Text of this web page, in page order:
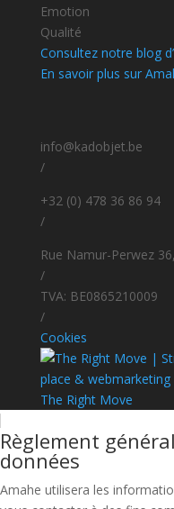
Emotion
Qualité
Consultez notre blog
En savoir plus sur
info@kadobjet.be
/
+32 (0) 478 36 86 94
/
Rue Namur-Perwez
/
TVA: BE0865210009
/
Cookies
The Right Move
Règlement
données
Amahe utilisera les